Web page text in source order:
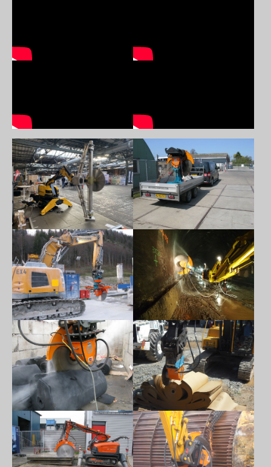
Show larger version Show larger version
Show larger version Show larger version
Show larger version Show larger version
Show larger version Show larger version